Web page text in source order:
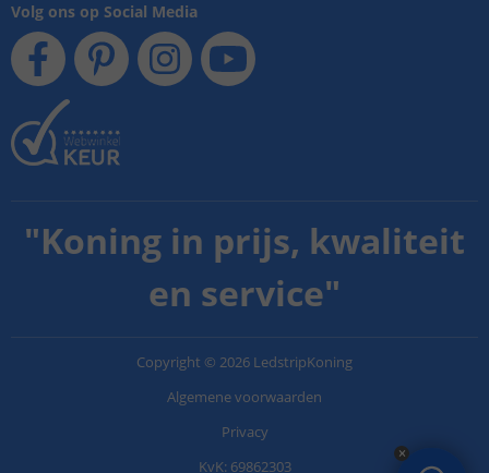
Volg ons op Social Media
"Koning in prijs, kwaliteit
en service"
Copyright © 2026 LedstripKoning
Algemene voorwaarden
Privacy
KvK: 69862303